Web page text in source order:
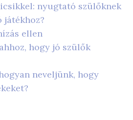
nyugtató szülőknek
játékhoz?
ellen
hogy jó szülők
neveljünk, hogy